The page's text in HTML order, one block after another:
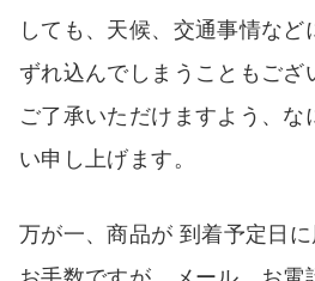
しても、天候、交通事情な
ずれ込んでしまうこともござ
ご了承いただけますよう、な
い申し上げます。
万が一、商品が 到着予定日